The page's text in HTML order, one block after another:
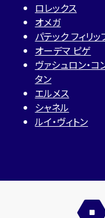
ロレックス
オメガ
パテック フィリッ
オーデマ ピゲ
ヴァシュロン・コ
タン
エルメス
シャネル
ルイ・ヴィトン